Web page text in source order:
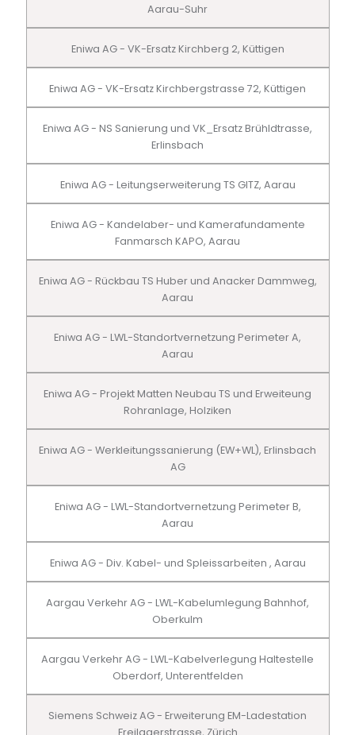
Aarau-Suhr
Eniwa AG - VK-Ersatz Kirchberg 2, Küttigen
Eniwa AG - VK-Ersatz Kirchbergstrasse 72, Küttigen
Eniwa AG - NS Sanierung und VK_Ersatz Brühldtrasse,
Erlinsbach
Eniwa AG - Leitungserweiterung TS GITZ, Aarau
Eniwa AG - Kandelaber- und Kamerafundamente
Fanmarsch KAPO, Aarau
Eniwa AG - Rückbau TS Huber und Anacker Dammweg,
Aarau
Eniwa AG - LWL-Standortvernetzung Perimeter A,
Aarau
Eniwa AG - Projekt Matten Neubau TS und Erweiteung
Rohranlage, Holziken
Eniwa AG - Werkleitungssanierung (EW+WL), Erlinsbach
AG
Eniwa AG - LWL-Standortvernetzung Perimeter B,
Aarau
Eniwa AG - Div. Kabel- und Spleissarbeiten , Aarau
Aargau Verkehr AG - LWL-Kabelumlegung Bahnhof,
Oberkulm
Aargau Verkehr AG - LWL-Kabelverlegung Haltestelle
Oberdorf, Unterentfelden
Siemens Schweiz AG - Erweiterung EM-Ladestation
Freilagerstrasse, Zürich